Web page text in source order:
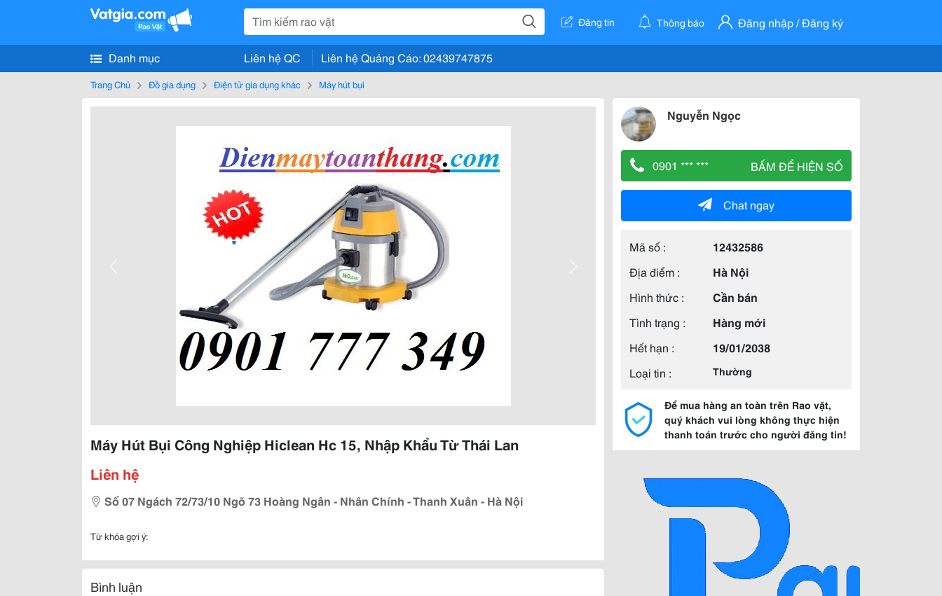
Đăng tin Thông báo Đăng nhập / Đăng ký
Danh mục Liên hệ QC Liên hệ Quảng Cáo: 02439747875
Trang Chủ Đồ gia dụng Điện tử gia dụng khác Máy hút bụi
Máy Hút Bụi Công Nghiệp Hiclean Hc 15, Nhập Khẩu Từ Thái Lan
Liên hệ
Số 07 Ngách 72/73/10 Ngõ 73 Hoàng Ngân - Nhân Chính - Thanh Xuân - Hà Nội
Từ khóa gợi ý:
Bình luận
Nguyễn Ngọc
0901 *** *** BẤM ĐỂ HIỆN SỐ
Chat ngay
Mã số :
12432586
Địa điểm :
Hà Nội
Hình thức :
Cần bán
Tình trạng :
Hàng mới
Hết hạn :
19/01/2038
Loại tin :
Thường
Để mua hàng an toàn trên Rao vặt,
quý khách vui lòng không thực hiện
thanh toán trước cho người đăng tin!